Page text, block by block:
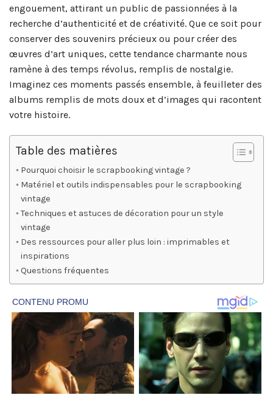
engouement, attirant un public de passionnées à la
recherche d’authenticité et de créativité. Que ce soit pour
conserver des souvenirs précieux ou pour créer des
œuvres d’art uniques, cette tendance charmante nous
ramène à des temps révolus, remplis de nostalgie.
Imaginez ces moments passés ensemble, à feuilleter des
albums remplis de mots doux et d’images qui racontent
votre histoire.
Table des matières
Pourquoi choisir le scrapbooking vintage ?
Matériel et outils indispensables pour le scrapbooking
vintage
Techniques et astuces de décoration pour un style
vintage
Des ressources pour aller plus loin : imprimables et
inspirations
Questions fréquentes